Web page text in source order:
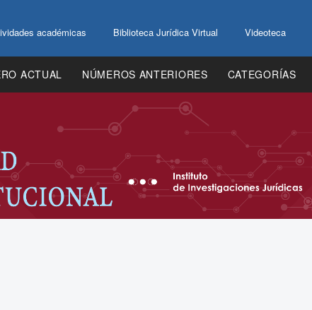
académicas Biblioteca Jurídica Virtual Videoteca
ACTUAL NÚMEROS ANTERIORES CATEGORÍAS